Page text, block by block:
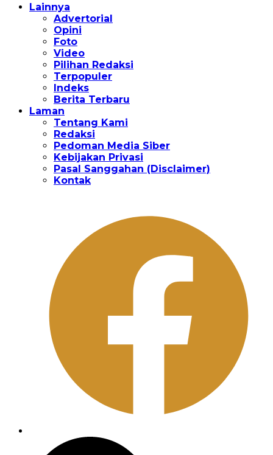
Lainnya
Advertorial
Opini
Foto
Video
Pilihan Redaksi
Terpopuler
Indeks
Berita Terbaru
Laman
Tentang Kami
Redaksi
Pedoman Media Siber
Kebijakan Privasi
Pasal Sanggahan (Disclaimer)
Kontak